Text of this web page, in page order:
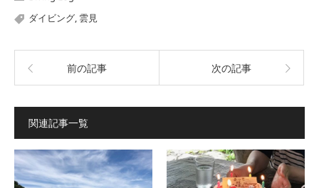
ダイビング, 雲見
前の記事 次の記事
関連記事一覧